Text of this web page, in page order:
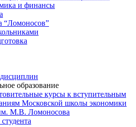
и финансы
“Ломоносов”
образование
курсы к вступительным
Московской школы экономики
М.В. Ломоносова